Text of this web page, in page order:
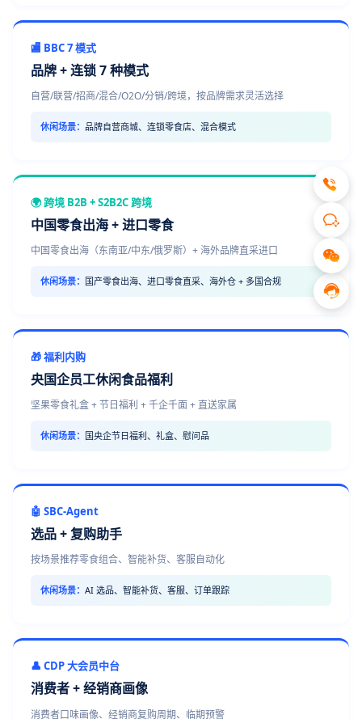
🏬 BBC 7 模式
品牌 + 连锁 7 种模式
自营/联营/招商/混合/O2O/分销/跨境，按品牌需求灵活选择
休闲场景： 品牌自营商城、连锁零食店、混合模式
🌍 跨境 B2B + S2B2C 跨境
中国零食出海 + 进口零食
中国零食出海（东南亚/中东/俄罗斯）+ 海外品牌直采进口
休闲场景： 国产零食出海、进口零食直采、海外仓 + 多国合规
🎁 福利内购
央国企员工休闲食品福利
坚果零食礼盒 + 节日福利 + 千企千面 + 直送家属
休闲场景： 国央企节日福利、礼盒、慰问品
🤖 SBC-Agent
选品 + 复购助手
按场景推荐零食组合、智能补货、客服自动化
休闲场景： AI 选品、智能补货、客服、订单跟踪
👤 CDP 大会员中台
消费者 + 经销商画像
消费者口味画像、经销商复购周期、临期预警